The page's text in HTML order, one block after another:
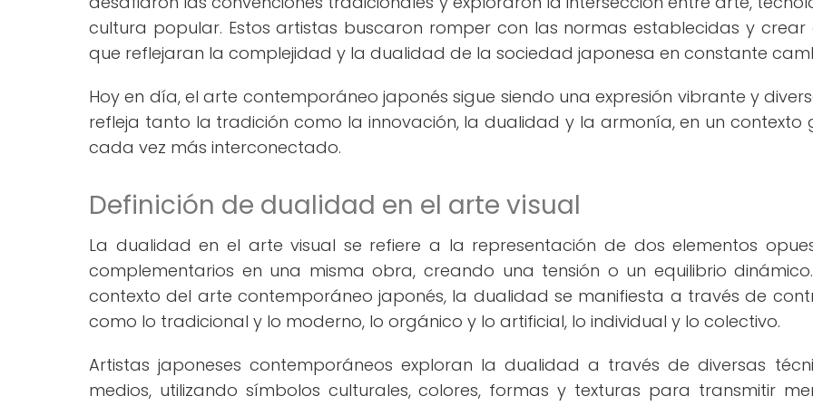
cultura popular. Estos artistas buscaron romper con las normas establecidas y crear
que reflejaran la complejidad y la dualidad de la sociedad japonesa en constante
Hoy en día, el arte contemporáneo japonés sigue siendo una expresión vibrante y
refleja tanto la tradición como la innovación, la dualidad y la armonía, en un contexto
cada vez más interconectado.
Definición de dualidad en el arte visual
La dualidad en el arte visual se refiere a la representación de dos elementos
complementarios en una misma obra, creando una tensión o un equilibrio
contexto del arte contemporáneo japonés, la dualidad se manifiesta a través de
como lo tradicional y lo moderno, lo orgánico y lo artificial, lo individual y lo colectivo.
Artistas japoneses contemporáneos exploran la dualidad a través de diversas
medios, utilizando símbolos culturales, colores, formas y texturas para transmitir